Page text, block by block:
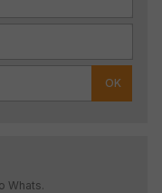
OK
Whats.